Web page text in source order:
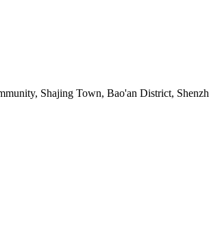
Shajing Town, Bao'an District,